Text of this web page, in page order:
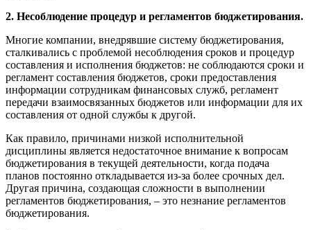
2. Несоблюдение процедур и регламентов бюджетирования.
Многие компании, внедрявшие систему бюджетирования,
сталкивались с проблемой несоблюдения сроков и процедур
составления и исполнения бюджетов: не соблюдаются сроки и
регламент составления бюджетов, сроки предоставления
информации сотрудникам финансовых служб, регламент
передачи взаимосвязанных бюджетов или информации для их
составления от одной службы к другой.
Как правило, причинами низкой исполнительной
дисциплины является недостаточное внимание к вопросам
бюджетирования в текущей деятельности, когда подача
планов постоянно откладывается из-за более срочных дел.
Другая причина, создающая сложности в выполнении
регламентов бюджетирования, – это незнание регламентов
бюджетирования.